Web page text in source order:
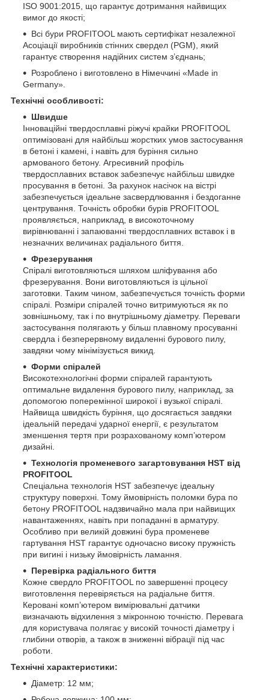
ISO 9001:2015, що гарантує дотримання найвищих
вимог до якості;
Всі бури PROFITOOL мають сертифікат незалежної
Асоціації виробників стінних свердел (PGM), який
гарантує створення надійних систем з’єднань;
Розроблено і виготовлено в Німеччині «Made in
Germany».
Технічні особливості:
Швидше
Інноваційні твердосплавні ріжучі крайки PROFITOOL
оптимізовані для найбільш жорстких умов застосування
в бетоні і камені, і навіть для буріння сильно
армованого бетону. Агресивний профіль
твердосплавних вставок забезпечує найбільш швидке
просування в бетоні. За рахунок насічок на вістрі
забезпечується ідеальне засвердлювання і бездоганне
центрування. Точність обробки бурів PROFITOOL
проявляється, наприклад, в високоточному
вирівнюванні і запаюванні твердосплавних вставок і в
незначних величинах радіального биття.
Фрезерування
Спіралі виготовляються шляхом шліфування або
фрезерування. Вони виготовляються із цільної
заготовки. Таким чином, забезпечується точність форми
спіралі. Розміри спіралей точно витримуються як по
зовнішньому, так і по внутрішньому діаметру. Переваги
застосування полягають у більш плавному просуванні
свердла і безперервному видаленні бурового пилу,
завдяки чому мінімізується викид.
Форми спіралей
Високотехнологічні форми спіралей гарантують
оптимальне видалення бурового пилу, наприклад, за
допомогою поперемінної широкої і вузької спіралі.
Найвища швидкість буріння, що досягається завдяки
ідеальній передачі ударної енергії, є результатом
зменшення тертя при розрахованому комп’ютером
дизайні.
Технологія променевого загартовування HST від
PROFITOOL
Спеціальна технологія HST забезпечує ідеальну
структуру поверхні. Тому ймовірність поломки бура по
бетону PROFITOOL надзвичайно мала при найвищих
навантаженнях, навіть при попаданні в арматуру.
Особливо при великій довжині бура променеве
гартування HST гарантує одночасно високу пружність
при вигині і низьку ймовірність ламання.
Перевірка радіального биття
Кожне свердло PROFITOOL по завершенні процесу
виготовлення перевіряється на радіальне биття.
Керовані комп’ютером вимірювальні датчики
визначають відхилення з мікронною точністю. Перевага
для користувача полягає у високій точності діаметру і
глибини отворів, а також в зниженні вібрації під час
роботи.
Технічні характеристики:
Діаметр: 12 мм;